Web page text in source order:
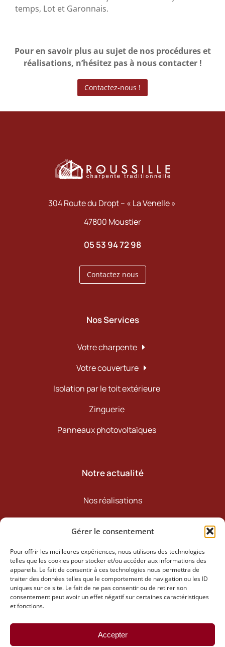
Gérer le consentement
Pour offrir les meilleures expériences, nous utilisons des technologies
telles que les cookies pour stocker et/ou accéder aux informations des
appareils. Le fait de consentir à ces technologies nous permettra de
traiter des données telles que le comportement de navigation ou les ID
uniques sur ce site. Le fait de ne pas consentir ou de retirer son
consentement peut avoir un effet négatif sur certaines caractéristiques
et fonctions.
Accepter
temps, Lot et Garonnais.
Pour en savoir plus au sujet de nos procédures et
réalisations, n’hésitez pas à nous contacter !
Contactez-nous !
304 Route du Dropt – « La Venelle »
47800 Moustier
05 53 94 72 98
Contactez nous
Nos Services
Votre charpente
Votre couverture
Isolation par le toit extérieure
Zinguerie
Panneaux photovoltaïques
Notre actualité
Nos réalisations
Notre actualité
Retrouvez-nous